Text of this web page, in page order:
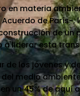
en materia
de París-
de
liderar esta
de los jóvenes
medio
un 45% de aquí